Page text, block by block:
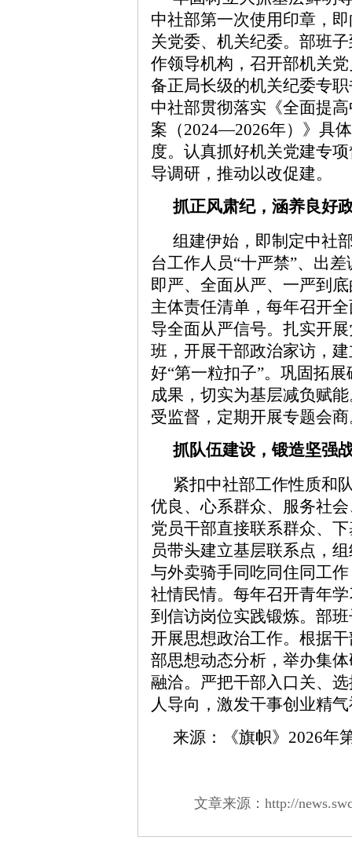
中社部第一次使用印章，
关党委、机关纪委。部班
作领导机构，召开部机关
备正局长级的机关纪委专
中社部贯彻落实《全面提
案（2024—2026年）》具
度。认真抓好机关党建专
导调研，推动以改促建。
抓正风肃纪，涵养良好
组建伊始，即制定中社
台工作人员“十严禁”、出
即严、全面从严、一严到
主体责任清单，每年召开
导全面从严信号。扎实开
班，开展干部政治家访，
好“第一粒扣子”。巩固拓
成果，切实为基层减负赋
受监督，定期开展专题会
抓队伍建设，锻造坚强
紧扣中社部工作性质和
优良、心系群众、服务社
党员干部直接联系群众、
员带头建立基层联系点，
与外卖骑手同吃同住同工
社情民情。每年召开青年
到信访岗位实践锻炼。部
开展思想政治工作。根据
部思想动态分析，举办集
融洽。严把干部入口关、
人导向，激发干事创业精
来源：《旗帜》2026年
文章来源：http://